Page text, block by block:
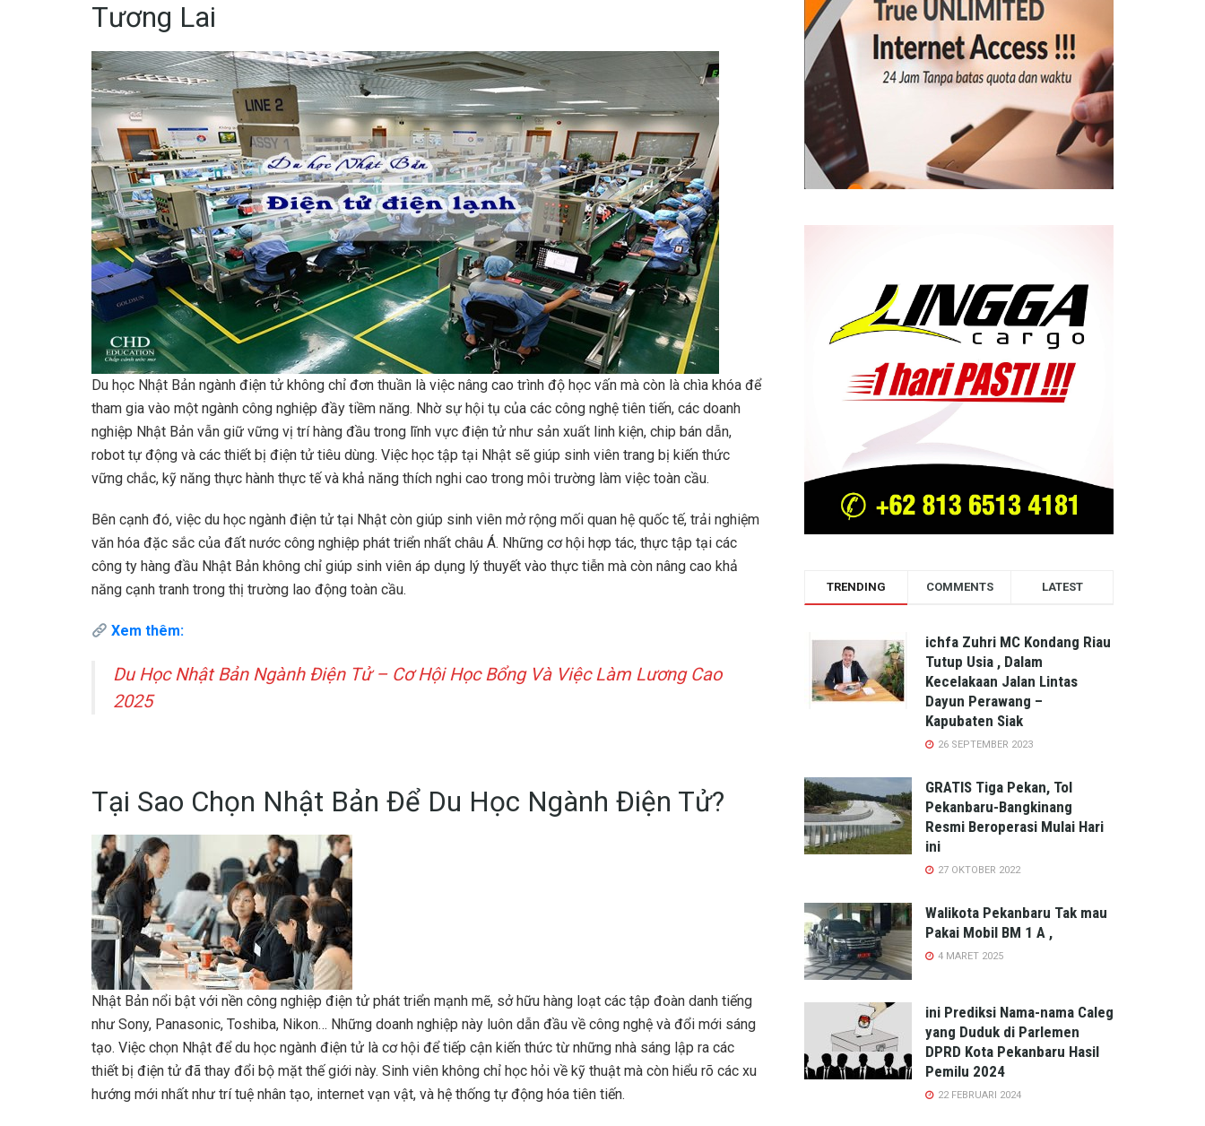
Tương Lai
Du học Nhật Bản ngành điện tử không chỉ đơn thuần là việc nâng cao trình độ học vấn mà còn là chìa khóa để
tham gia vào một ngành công nghiệp đầy tiềm năng. Nhờ sự hội tụ của các công nghệ tiên tiến, các doanh
nghiệp Nhật Bản vẫn giữ vững vị trí hàng đầu trong lĩnh vực điện tử như sản xuất linh kiện, chip bán dẫn,
robot tự động và các thiết bị điện tử tiêu dùng. Việc học tập tại Nhật sẽ giúp sinh viên trang bị kiến thức
vững chắc, kỹ năng thực hành thực tế và khả năng thích nghi cao trong môi trường làm việc toàn cầu.
Bên cạnh đó, việc du học ngành điện tử tại Nhật còn giúp sinh viên mở rộng mối quan hệ quốc tế, trải nghiệm
văn hóa đặc sắc của đất nước công nghiệp phát triển nhất châu Á. Những cơ hội hợp tác, thực tập tại các
công ty hàng đầu Nhật Bản không chỉ giúp sinh viên áp dụng lý thuyết vào thực tiễn mà còn nâng cao khả
năng cạnh tranh trong thị trường lao động toàn cầu.
Xem thêm:
Du Học Nhật Bản Ngành Điện Tử – Cơ Hội Học Bổng Và Việc Làm Lương Cao
2025
Tại Sao Chọn Nhật Bản Để Du Học Ngành Điện Tử?
Nhật Bản nổi bật với nền công nghiệp điện tử phát triển mạnh mẽ, sở hữu hàng loạt các tập đoàn danh tiếng
như Sony, Panasonic, Toshiba, Nikon… Những doanh nghiệp này luôn dẫn đầu về công nghệ và đổi mới sáng
tạo. Việc chọn Nhật để du học ngành điện tử là cơ hội để tiếp cận kiến thức từ những nhà sáng lập ra các
thiết bị điện tử đã thay đổi bộ mặt thế giới này. Sinh viên không chỉ học hỏi về kỹ thuật mà còn hiểu rõ các xu
hướng mới nhất như trí tuệ nhân tạo, internet vạn vật, và hệ thống tự động hóa tiên tiến.
TRENDING COMMENTS LATEST
ichfa Zuhri MC Kondang Riau
Tutup Usia , Dalam
Kecelakaan Jalan Lintas
Dayun Perawang –
Kapubaten Siak
26 SEPTEMBER 2023
GRATIS Tiga Pekan, Tol
Pekanbaru-Bangkinang
Resmi Beroperasi Mulai Hari
ini
27 OKTOBER 2022
Walikota Pekanbaru Tak mau
Pakai Mobil BM 1 A ,
4 MARET 2025
ini Prediksi Nama-nama Caleg
yang Duduk di Parlemen
DPRD Kota Pekanbaru Hasil
Pemilu 2024
22 FEBRUARI 2024